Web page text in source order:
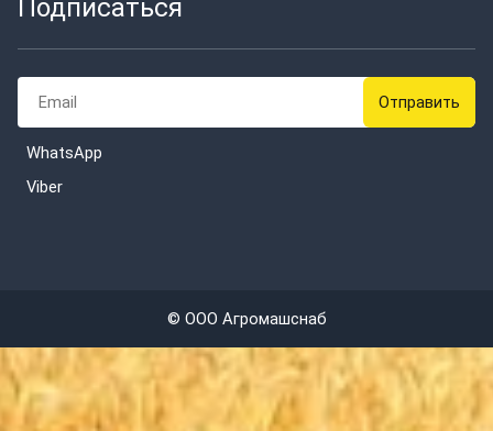
Подписаться
WhatsApp
Viber
© ООО Агромашснаб